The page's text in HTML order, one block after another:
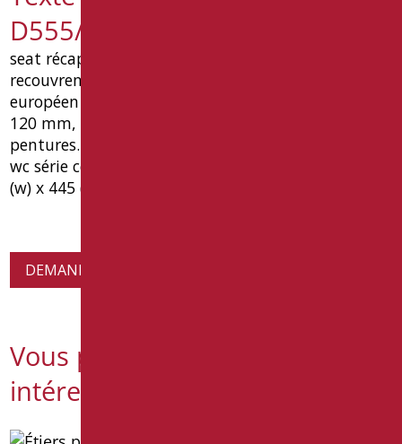
D555/01
seat récapitulation avec couverture avec total
recouvrement des avant trou de céramique brevet
européen goman, avec siege avant ouverture de
120 mm, made in duroplast. réglables inox
pentures. seulement pour en goman handicapés
wc série céramique ouverte. dimensions mm 380
(w) x 445 (p) x 40 (h). type goman code op-d555 / 01
DEMANDE D'INFORMATIONS SUR LES PRODUITS
Vous pourriez également être
intéressé par